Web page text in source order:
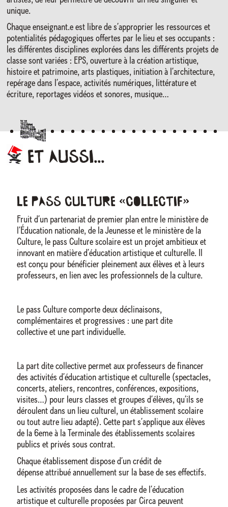
unique.
Chaque enseignant.e est libre de s’approprier les ressources et
potentialités pédagogiques offertes par le lieu et ses occupants :
les différentes disciplines explorées dans les différents projets de
classe sont variées : EPS, ouverture à la création artistique,
histoire et patrimoine, arts plastiques, initiation à l’architecture,
repérage dans l’espace, activités numériques, littérature et
écriture, reportages vidéos et sonores, musique…
et aussi...
Le pass Culture «collectif»
Fruit d’un partenariat de premier plan entre le ministère de
l’Éducation nationale, de la Jeunesse et le ministère de la
Culture, le pass Culture scolaire est un projet ambitieux et
innovant en matière d’éducation artistique et culturelle. Il
est conçu pour bénéficier pleinement aux élèves et à leurs
professeurs, en lien avec les professionnels de la culture.
Le pass Culture comporte deux déclinaisons,
complémentaires et progressives : une part dite
collective et une part individuelle.
La part dite collective permet aux professeurs de financer
des activités d’éducation artistique et culturelle (spectacles,
concerts, ateliers, rencontres, conférences, expositions,
visites…) pour leurs classes et groupes d’élèves, qu’ils se
déroulent dans un lieu culturel, un établissement scolaire
ou tout autre lieu adapté). Cette part s’applique aux élèves
de la 6eme à la Terminale des établissements scolaires
publics et privés sous contrat.
Chaque établissement dispose d’un crédit de
dépense attribué annuellement sur la base de ses effectifs.
Les activités proposées dans le cadre de l’éducation
artistique et culturelle proposées par Circa peuvent